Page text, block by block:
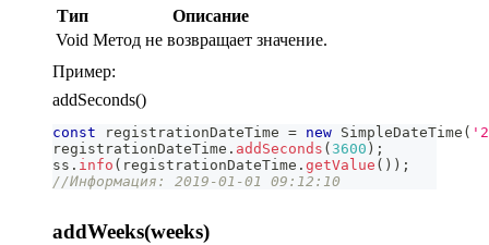
Тип
Описание
Void Метод не возвращает значение.
Пример:
addSeconds()
const registrationDateTime = new SimpleDateTime (
registrationDateTime . addSeconds ( 3600 ) ;
ss . info ( registrationDateTime . getValue ( ) ) ;
//Информация: 2019-01-01 09:12:10
addWeeks(weeks)